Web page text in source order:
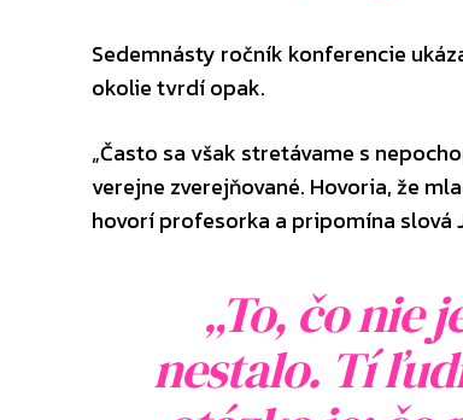
Sedemnásty ročník konferencie
okolie tvrdí opak.
„Často sa však stretávame s
verejne zverejňované. Hovoria, že
hovorí profesorka a pripomína slová
„To, čo nie
nestalo. Tí